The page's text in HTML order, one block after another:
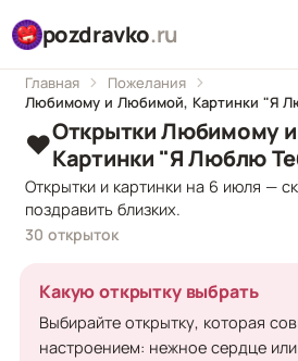
pozdravko.ru
Главная
Пожелания
Любимому и Любимой, Картинки "Я
❤️Открытки Любимому
Картинки "Я Люблю
Открытки и картинки на 6 июля —
поздравить близких.
30 открыток
Какую открытку выбрать
Выбирайте открытку, которая
настроением: нежное сердце